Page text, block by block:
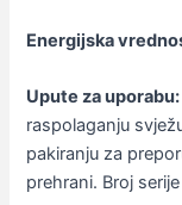
Energijska
Upute za uporabu:
raspolaganju
pakiranju za
prehrani. Broj